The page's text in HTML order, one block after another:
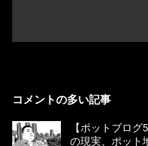
コメントの多い記事
【ポットブロ
の現実、ポット